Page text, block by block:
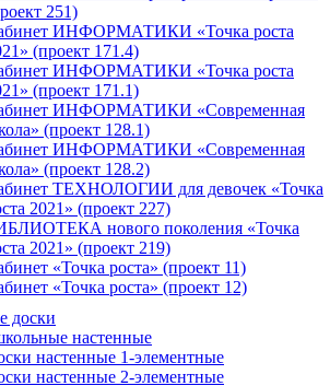
251)
ИНФОРМАТИКИ «Точка роста
(проект 171.4)
ИНФОРМАТИКИ «Точка роста
(проект 171.1)
ИНФОРМАТИКИ «Современная
(проект 128.1)
ИНФОРМАТИКИ «Современная
(проект 128.2)
ТЕХНОЛОГИИ для девочек «Точка
2021» (проект 227)
нового поколения «Точка
2021» (проект 219)
«Точка роста» (проект 11)
«Точка роста» (проект 12)
доски
настенные
настенные 1-элементные
настенные 2-элементные